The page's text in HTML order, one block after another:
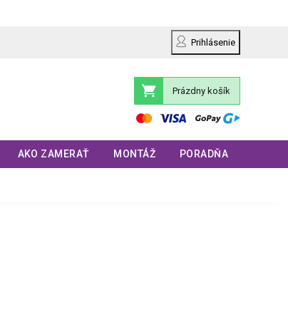
Prihlásenie
Nákupný
košík
Prázdny košík
AKO ZAMERAŤ MONTÁŽ PORADŇA